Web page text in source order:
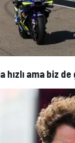
hızlı ama biz